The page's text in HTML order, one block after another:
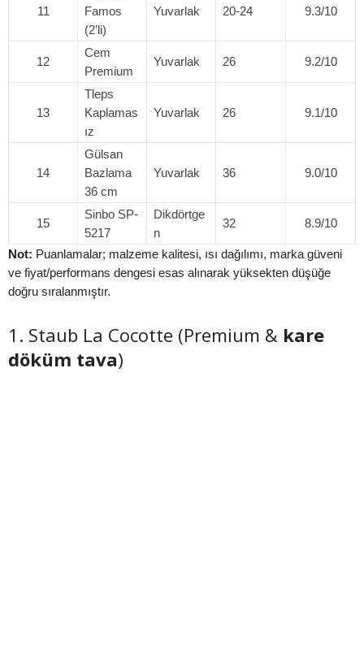
11
Famos
(2’li)
Yuvarlak 20-24 9.3/10
12
Cem
Premium
Yuvarlak 26 9.2/10
13
Tleps
Kaplamas
ız
Yuvarlak 26 9.1/10
14
Gülsan
Bazlama
36 cm
Yuvarlak 36 9.0/10
15
Sinbo SP-
5217
Dikdörtge
n
32 8.9/10
Not: Puanlamalar; malzeme kalitesi, ısı dağılımı, marka güveni
ve fiyat/performans dengesi esas alınarak yüksekten düşüğe
doğru sıralanmıştır.
1. Staub La Cocotte (Premium & kare
döküm tava)